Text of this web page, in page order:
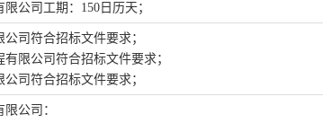
公司工期： 150日历天；
公司 符合招标文件要求；
限公司 符合招标文件要求；
公司 符合招标文件要求；
限公司 ：